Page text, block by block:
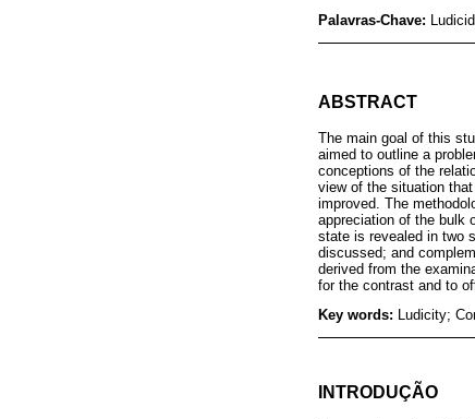
Palavras-Chave:
ABSTRACT
The main goal of this
aimed to outline a
conceptions of the
view of the situation
improved. The
appreciation of the bulk
state is revealed in two
discussed; and
derived from the
for the contrast and to
Key words: Ludicity;
INTRODUÇÃO